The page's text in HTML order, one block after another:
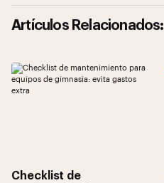
Artículos Relacionados:
Checklist de